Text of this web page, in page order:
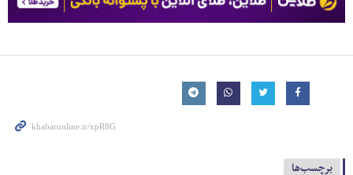
برچسب‌ها